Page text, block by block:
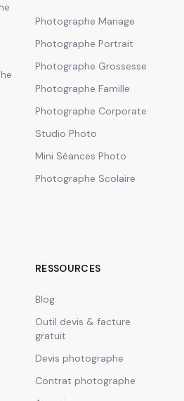
Photographe Mariage
Photographe Portrait
Photographe Grossesse
Photographe Famille
Photographe Corporate
Studio Photo
Mini Séances Photo
Photographe Scolaire
RESSOURCES
Blog
Outil devis & facture
gratuit
Devis photographe
Contrat photographe